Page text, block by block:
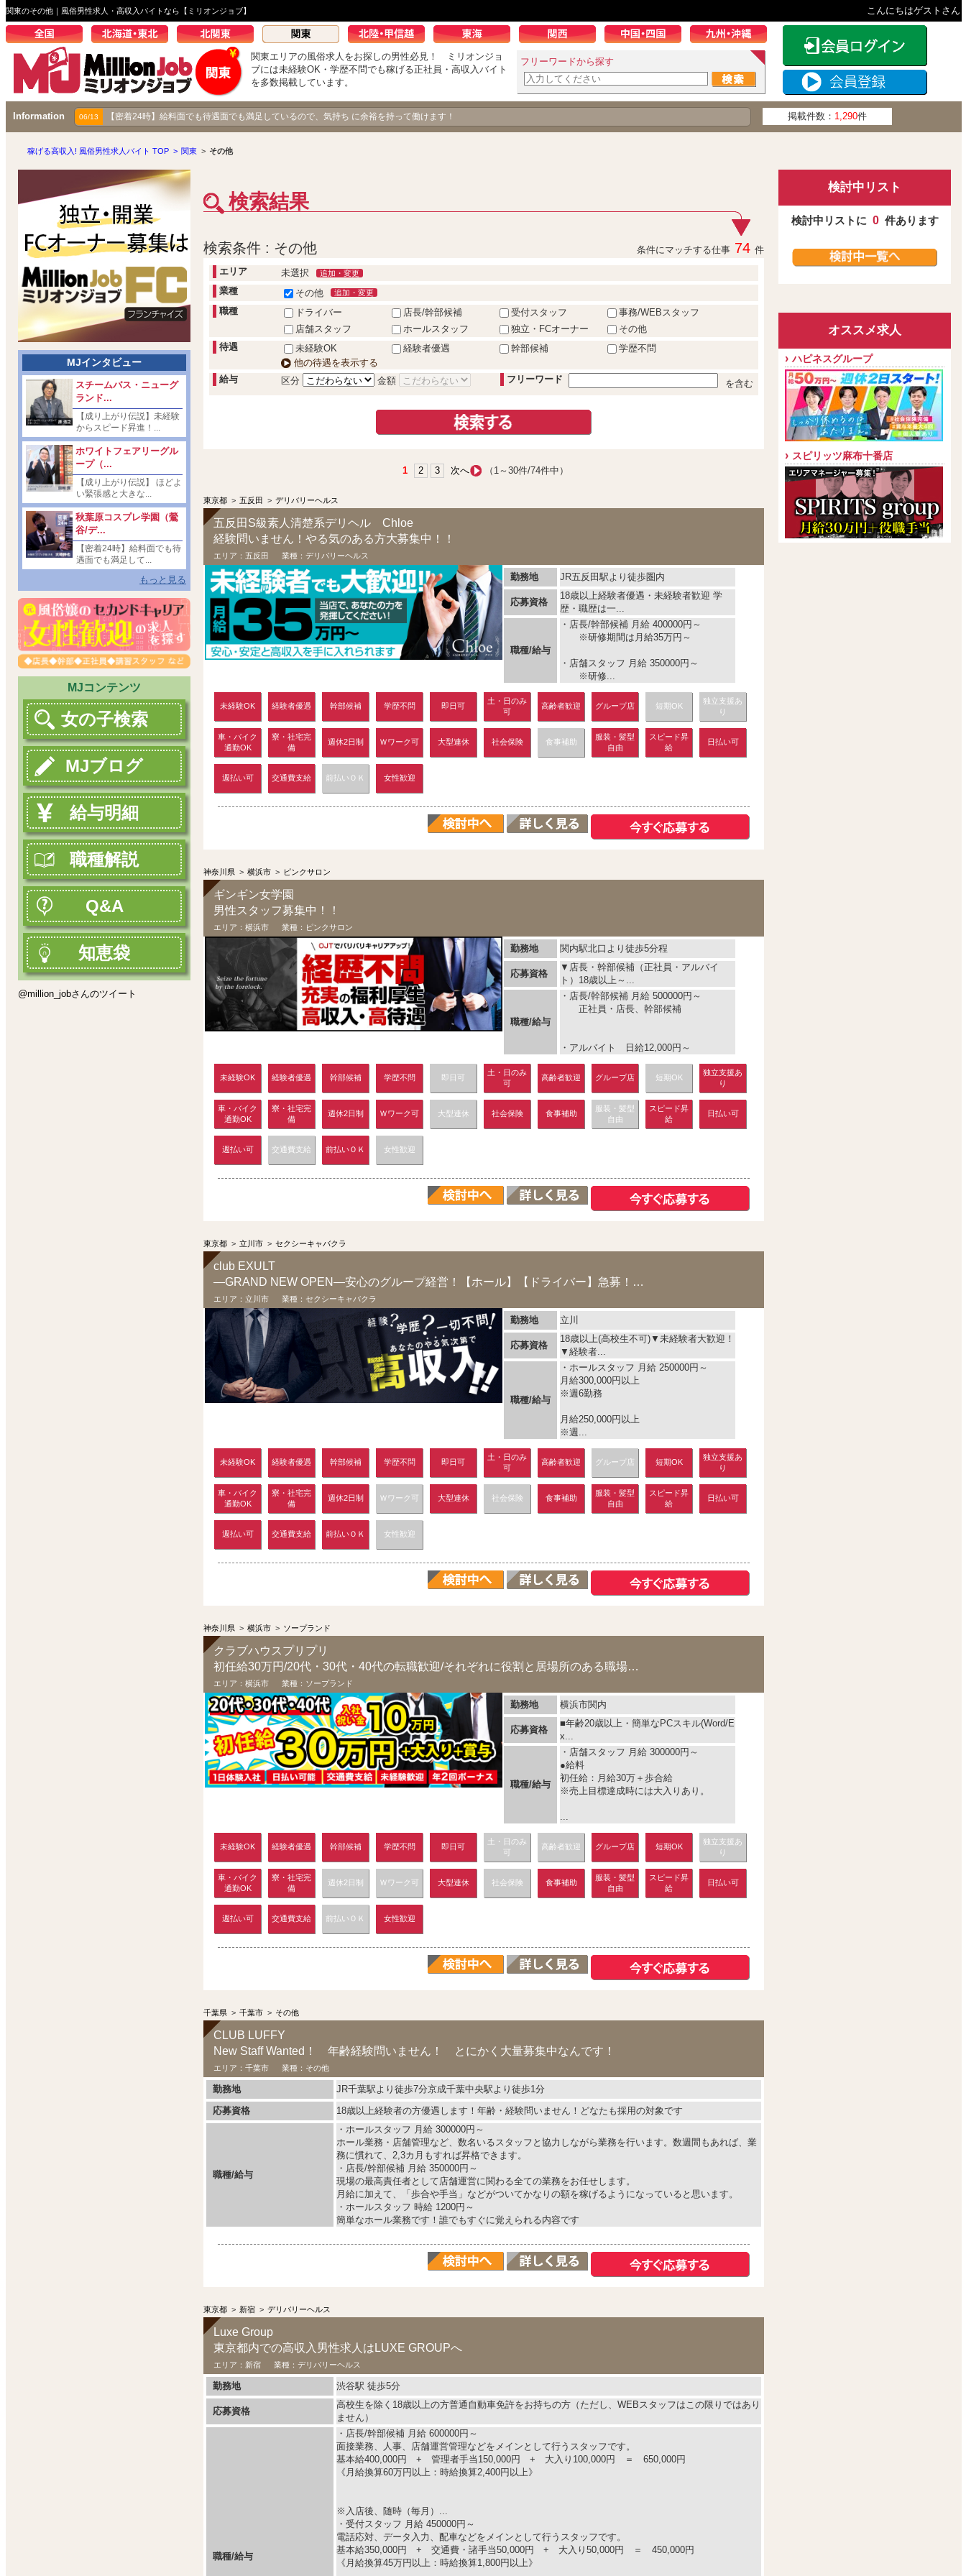
関東のその他｜風俗男性求人・高収入バイトなら【ミリオンジョブ】 こんにちはゲストさん
関東エリアの風俗求人をお探しの男性必見！ ミリオンジョ
ブには未経験OK・学歴不問でも稼げる正社員・高収入バイト
を多数掲載しています。
フリーワードから探す
Information 06/13 【密着24時】給料面でも待遇面でも満足しているので、気持ち に余裕を持って働けます！ 掲載件数： 1,290件
稼げる高収入! 風俗男性求人バイト TOP > 関東 > その他
検索結果
検索条件 : その他 条件にマッチする仕事 74 件
エリア
未選択 追加・変更
業種 その他 追加・変更
職種 ドライバー 店長/幹部候補 受付スタッフ
事務/WEBスタッフ
店舗スタッフ
ホールスタッフ 独立・FCオーナー
その他
待遇
未経験OK 経験者優遇 幹部候補
学歴不問
他の待遇を表示する
給与
区分 金額 フリーワード を含む
1 2 3 次へ （1～30件/74件中）
東京都 > 五反田 > デリバリーヘルス
五反田S級素人清楚系デリヘル Chloe
経験問いません！やる気のある方大募集中！！
エリア： 五反田 業種： デリバリーヘルス
勤務地 JR五反田駅より徒歩圏内
応募資格
18歳以上経験者優遇・未経験者歓迎 学
歴・職歴は一...
職種/給与
・店長/幹部候補 月給 400000円～
※研修期間は月給35万円～
・店舗スタッフ 月給 350000円～
※研修...
未経験OK 経験者優遇 幹部候補 学歴不問 即日可
土・日のみ
可
高齢者歓迎 グループ店 短期OK
独立支援あ
り
車・バイク
通勤OK
寮・社宅完
備
週休2日制 Ｗワーク可 大型連休 社会保険 食事補助
服装・髪型
自由
スピード昇
給
日払い可
週払い可 交通費支給 前払いＯＫ 女性歓迎
神奈川県 > 横浜市 > ピンクサロン
ギンギン女学園
男性スタッフ募集中！！
エリア： 横浜市 業種： ピンクサロン
勤務地 関内駅北口より徒歩5分程
応募資格
▼店長・幹部候補（正社員・アルバイ
ト）18歳以上～...
職種/給与
・店長/幹部候補 月給 500000円～
正社員・店長、幹部候補
・アルバイト 日給12,000円～
未経験OK 経験者優遇 幹部候補 学歴不問 即日可
土・日のみ
可
高齢者歓迎 グループ店 短期OK
独立支援あ
り
車・バイク
通勤OK
寮・社宅完
備
週休2日制 Ｗワーク可 大型連休 社会保険 食事補助
服装・髪型
自由
スピード昇
給
日払い可
週払い可 交通費支給 前払いＯＫ 女性歓迎
東京都 > 立川市 > セクシーキャバクラ
club EXULT
―GRAND NEW OPEN―安心のグループ経営！【ホール】【ドライバー】急募！その...
エリア： 立川市 業種： セクシーキャバクラ
勤務地 立川
応募資格
18歳以上(高校生不可)▼未経験者大歓迎！
▼経験者...
職種/給与
・ホールスタッフ 月給 250000円～
月給300,000円以上
※週6勤務
月給250,000円以上
※週...
未経験OK 経験者優遇 幹部候補 学歴不問 即日可
土・日のみ
可
高齢者歓迎 グループ店 短期OK
独立支援あ
り
車・バイク
通勤OK
寮・社宅完
備
週休2日制 Ｗワーク可 大型連休 社会保険 食事補助
服装・髪型
自由
スピード昇
給
日払い可
週払い可 交通費支給 前払いＯＫ 女性歓迎
神奈川県 > 横浜市 > ソープランド
クラブハウスプリプリ
初任給30万円/20代・30代・40代の転職歓迎/それぞれに役割と居場所のある職場です
エリア： 横浜市 業種： ソープランド
勤務地 横浜市関内
応募資格
■年齢20歳以上・簡単なPCスキル(Word/E
x...
職種/給与
・店舗スタッフ 月給 300000円～
●給料
初任給：月給30万＋歩合給
※売上目標達成時には大入りあり。
...
未経験OK 経験者優遇 幹部候補 学歴不問 即日可
土・日のみ
可
高齢者歓迎 グループ店 短期OK
独立支援あ
り
車・バイク
通勤OK
寮・社宅完
備
週休2日制 Ｗワーク可 大型連休 社会保険 食事補助
服装・髪型
自由
スピード昇
給
日払い可
週払い可 交通費支給 前払いＯＫ 女性歓迎
千葉県 > 千葉市 > その他
CLUB LUFFY
New Staff Wanted！ 年齢経験問いません！ とにかく大量募集中なんです！
エリア： 千葉市 業種： その他
勤務地
JR千葉駅より徒歩7分京成千葉中央駅より徒歩1分
応募資格
18歳以上経験者の方優遇します！年齢・経験問いません！どなたも採用の対象です
職種/給与
・ホールスタッフ 月給 300000円～
ホール業務・店舗管理など、数名いるスタッフと協力しながら業務を行います。数週間もあれば、業
務に慣れて、2,3カ月もすれば昇格できます。
・店長/幹部候補 月給 350000円～
現場の最高責任者として店舗運営に関わる全ての業務をお任せします。
月給に加えて、「歩合や手当」などがついてかなりの額を稼げるようになっていると思います。
・ホールスタッフ 時給 1200円～
簡単なホール業務です！誰でもすぐに覚えられる内容です
東京都 > 新宿 > デリバリーヘルス
Luxe Group
東京都内での高収入男性求人はLUXE GROUPへ
エリア： 新宿 業種： デリバリーヘルス
勤務地 渋谷駅 徒歩5分
応募資格
高校生を除く18歳以上の方普通自動車免許をお持ちの方（ただし、WEBスタッフはこの限りではあり
ません）
職種/給与
・店長/幹部候補 月給 600000円～
面接業務、人事、店舗運営管理などをメインとして行うスタッフです。
基本給400,000円 + 管理者手当150,000円 + 大入り100,000円 ＝ 650,000円
《月給換算60万円以上：時給換算2,400円以上》
※入店後、随時（毎月）...
・受付スタッフ 月給 450000円～
電話応対、データ入力、配車などをメインとして行うスタッフです。
基本給350,000円 + 交通費・諸手当50,000円 + 大入り50,000円 ＝ 450,000円
《月給換算45万円以上：時給換算1,800円以上》
MJインタビュー
スチームバス・ニューグ
ランド...
【成り上がり伝説】未経験
からスピード昇進！...
ホワイトフェアリーグル
ープ（...
【成り上がり伝説】 ほどよ
い緊張感と大きな...
秋葉原コスプレ学園（鶯
谷/デ...
【密着24時】給料面でも待
遇面でも満足して...
もっと見る
MJコンテンツ
女の子検索
MJブログ
給与明細
職種解説
Q&A
知恵袋
@million_jobさんのツイート
検討中リスト
検討中リストに 0 件あります
オススメ求人
ハピネスグループ
スピリッツ麻布十番店